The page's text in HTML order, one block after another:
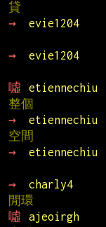
貸
→
evie1204
→
evie1204
噓
etiennechiu
整個
→
etiennechiu
空間
→
etiennechiu
→
charly4
閒環
噓
ajeoirgh